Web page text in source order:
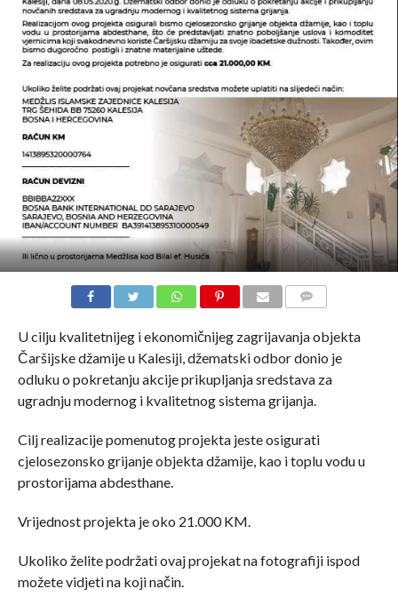
U cilju kvalitetnijeg i ekonomičnijeg zagrijavanja objekta
Čaršijske džamije u Kalesiji, džematski odbor donio je
odluku o pokretanju akcije prikupljanja sredstava za
ugradnju modernog i kvalitetnog sistema grijanja.
Cilj realizacije pomenutog projekta jeste osigurati
cjelosezonsko grijanje objekta džamije, kao i toplu vodu u
prostorijama abdesthane.
Vrijednost projekta je oko 21.000 KM.
Ukoliko želite podržati ovaj projekat na fotografiji ispod
možete vidjeti na koji način.